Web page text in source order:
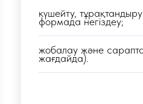
күшейту,
формада негіздеу;
жобалау және
жағдайда).